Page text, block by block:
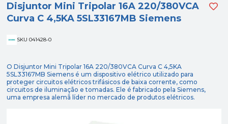
Disjuntor Mini Tripolar 16A 220/380VCA
Curva C 4,5KA 5SL33167MB Siemens
SKU 041428-0
O Disjuntor Mini Tripolar 16A 220/380VCA Curva C 4,5KA
5SL33167MB Siemens é um dispositivo elétrico utilizado para
proteger circuitos elétricos trifásicos de baixa corrente, como
circuitos de iluminação e tomadas. Ele é fabricado pela Siemens,
uma empresa alemã líder no mercado de produtos elétricos.